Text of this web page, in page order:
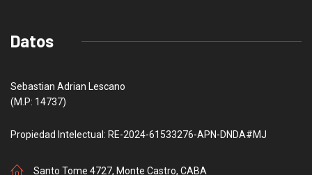
Datos
Sebastian Adrian Lescano
(M.P: 14737)
Propiedad Intelectual: RE-2024-61533276-APN-DNDA#MJ
Santo Tome 4727, Monte Castro, CABA